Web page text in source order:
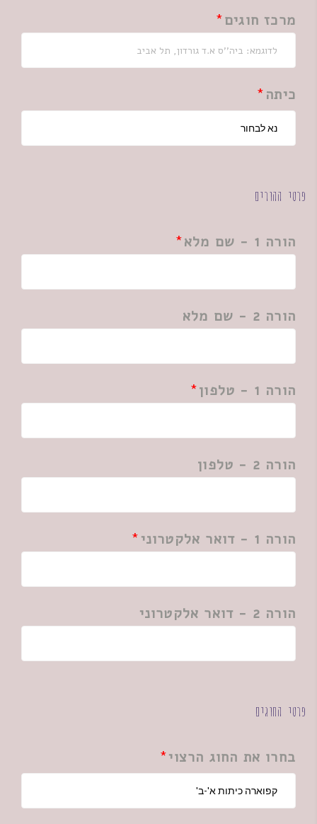
מרכז חוגים
כיתה
פרטי ההורים
הורה 1 - שם מלא
הורה 2 - שם מלא
הורה 1 - טלפון
הורה 2 - טלפון
הורה 1 - דואר אלקטרוני
הורה 2 - דואר אלקטרוני
פרטי החוגים
בחרו את החוג הרצוי